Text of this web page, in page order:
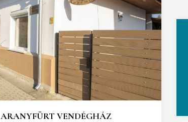
ARANYFÜRT VENDÉGHÁZ